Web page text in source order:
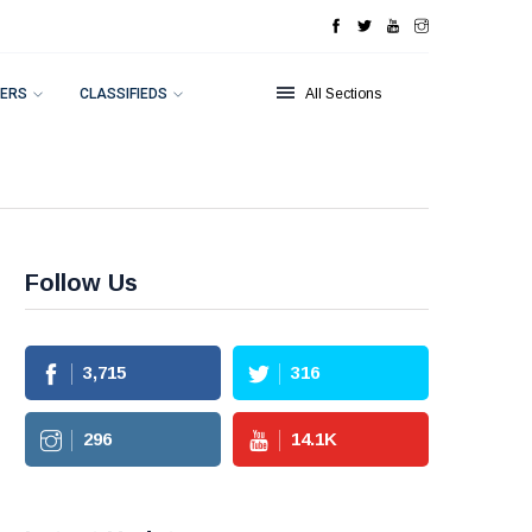
CLASSIFIEDS All Sections
Follow Us
3,715 316
296 14.1K